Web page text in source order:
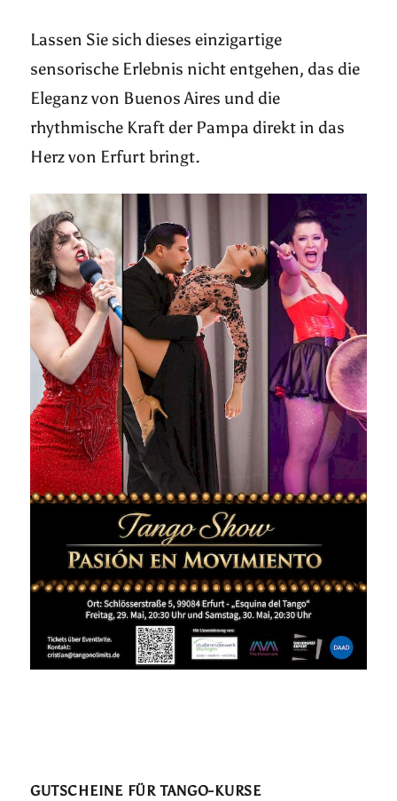
Lassen Sie sich dieses einzigartige
sensorische Erlebnis nicht entgehen, das die
Eleganz von Buenos Aires und die
rhythmische Kraft der Pampa direkt in das
Herz von Erfurt bringt.
GUTSCHEINE FÜR TANGO-KURSE